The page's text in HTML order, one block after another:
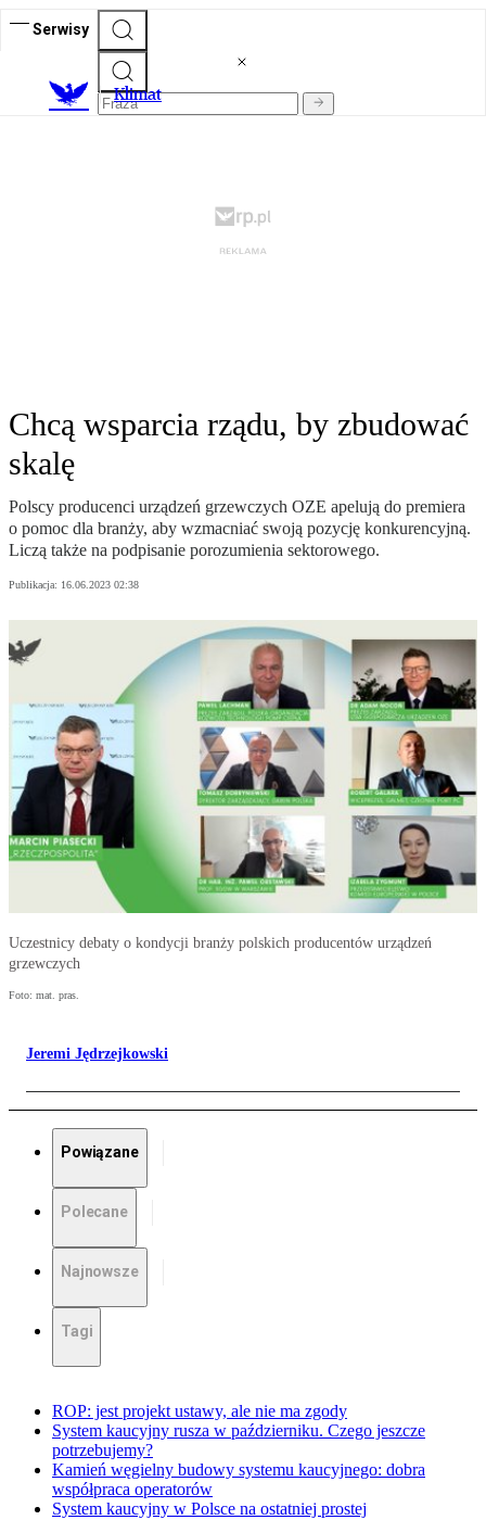
Serwisy
Klimat
Chcą wsparcia rządu, by zbudować
skalę
Polscy producenci urządzeń grzewczych OZE apelują do premiera
o pomoc dla branży, aby wzmacniać swoją pozycję konkurencyjną.
Liczą także na podpisanie porozumienia sektorowego.
Publikacja: 16.06.2023 02:38
Uczestnicy debaty o kondycji branży polskich producentów urządzeń
grzewczych
Foto: mat. pras.
Jeremi Jędrzejkowski
Powiązane
Polecane
Najnowsze
Tagi
ROP: jest projekt ustawy, ale nie ma zgody
System kaucyjny rusza w październiku. Czego jeszcze
potrzebujemy?
Kamień węgielny budowy systemu kaucyjnego: dobra
współpraca operatorów
System kaucyjny w Polsce na ostatniej prostej